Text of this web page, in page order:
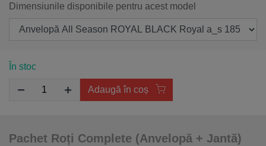
Dimensiunile disponibile pentru acest model
În stoc
Adaugă în coș
Pachet Roți Complete (Anvelopă + Jantă)